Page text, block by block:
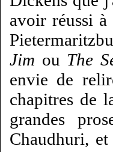
avoir réussi
Jim ou The
envie de
chapitres de
grandes
Chaudhuri, et